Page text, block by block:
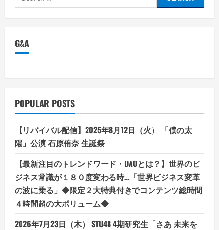
制
心
ェ
ー
ム
ー
メ
イ
ン
の
価
for:
G&A
POPULAR POSTS
【リバイバル配信】2025年8月12日（火） 「僕の太
陽」公演 石原侑奈 生誕祭
【最新注目のトレンドワード・DAOとは？】世界のビ
ジネス常識が１８０度変わる時…「世界ビジネス変革
の波に乗る」◆限定２大特典付きでコンテンツ総時間
４時間超の大ボリューム◆
2026年7月23日（木） STU48 4期研究生「さあ 未来を